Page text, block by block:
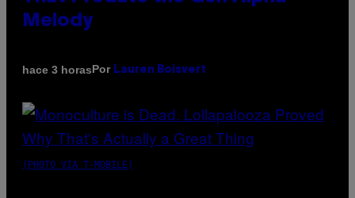
Melody
hace 3 horasPor Lauren Boisvert
(PHOTO VIA T-MOBILE)